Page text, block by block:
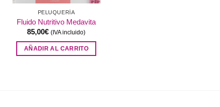
PELUQUERÍA
Fluido Nutritivo Medavita
85,00€ (IVA incluido)
AÑADIR AL CARRITO